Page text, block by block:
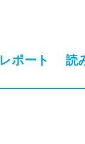
ポート 読